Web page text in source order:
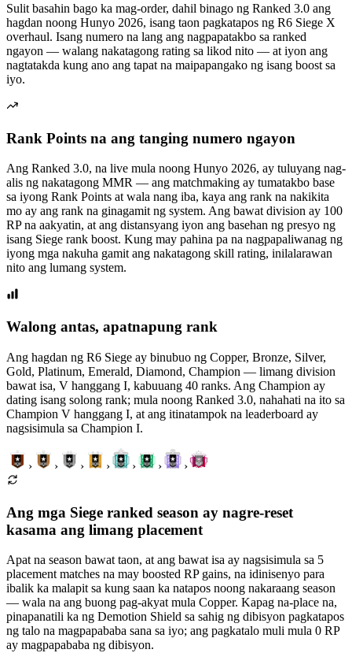
Sulit basahin bago ka mag-order, dahil binago ng Ranked 3.0 ang
hagdan noong Hunyo 2026, isang taon pagkatapos ng R6 Siege X
overhaul. Isang numero na lang ang nagpapatakbo sa ranked
ngayon — walang nakatagong rating sa likod nito — at iyon ang
nagtatakda kung ano ang tapat na maipapangako ng isang boost sa
iyo.
Rank Points na ang tanging numero ngayon
Ang Ranked 3.0, na live mula noong Hunyo 2026, ay tuluyang nag-
alis ng nakatagong MMR — ang matchmaking ay tumatakbo base
sa iyong Rank Points at wala nang iba, kaya ang rank na nakikita
mo ay ang rank na ginagamit ng system. Ang bawat division ay 100
RP na aakyatin, at ang distansyang iyon ang basehan ng presyo ng
isang Siege rank boost. Kung may pahina pa na nagpapaliwanag ng
iyong mga nakuha gamit ang nakatagong skill rating, inilalarawan
nito ang lumang system.
Walong antas, apatnapung rank
Ang hagdan ng R6 Siege ay binubuo ng Copper, Bronze, Silver,
Gold, Platinum, Emerald, Diamond, Champion — limang division
bawat isa, V hanggang I, kabuuang 40 ranks. Ang Champion ay
dating isang solong rank; mula noong Ranked 3.0, nahahati na ito sa
Champion V hanggang I, at ang itinatampok na leaderboard ay
nagsisimula sa Champion I.
› › › › › › ›
Ang mga Siege ranked season ay nagre-reset
kasama ang limang placement
Apat na season bawat taon, at ang bawat isa ay nagsisimula sa 5
placement matches na may boosted RP gains, na idinisenyo para
ibalik ka malapit sa kung saan ka natapos noong nakaraang season
— wala na ang buong pag-akyat mula Copper. Kapag na-place na,
pinapanatili ka ng Demotion Shield sa sahig ng dibisyon pagkatapos
ng talo na magpapababa sana sa iyo; ang pagkatalo muli mula 0 RP
ay magpapababa ng dibisyon.